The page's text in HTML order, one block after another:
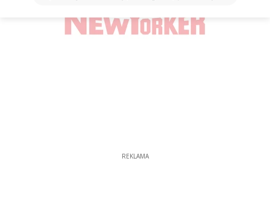
REKLAMA